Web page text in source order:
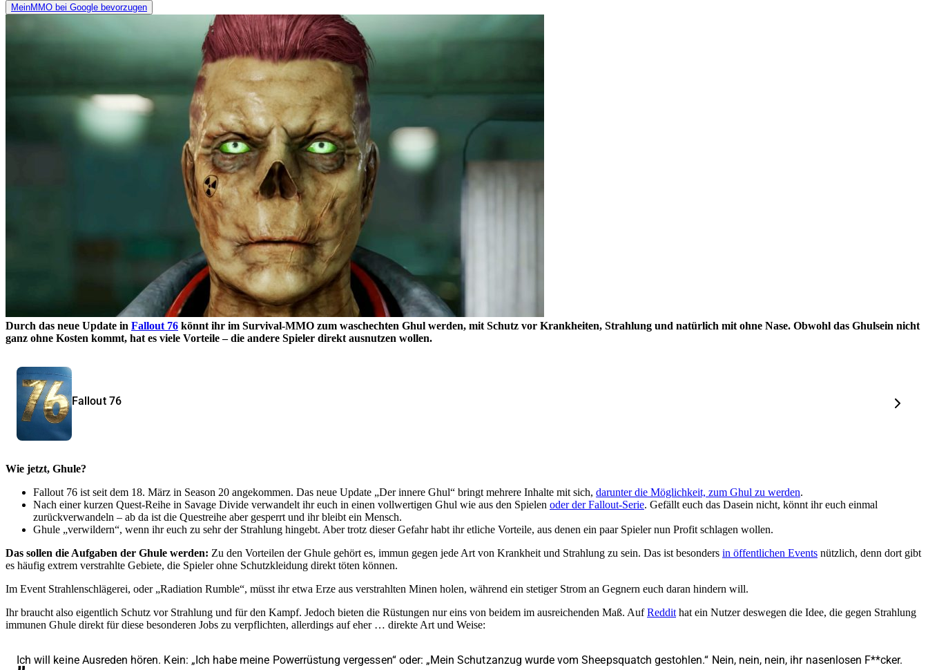
MeinMMO bei Google bevorzugen
Durch das neue Update in Fallout 76 könnt ihr im Survival-MMO zum waschechten Ghul werden, mit Schutz vor Krankheiten, Strahlung und natürlich mit ohne Nase. Obwohl das Ghulsein nicht
ganz ohne Kosten kommt, hat es viele Vorteile – die andere Spieler direkt ausnutzen wollen.
Fallout 76
Wie jetzt, Ghule?
Fallout 76 ist seit dem 18. März in Season 20 angekommen. Das neue Update „Der innere Ghul“ bringt mehrere Inhalte mit sich, darunter die Möglichkeit, zum Ghul zu werden.
Nach einer kurzen Quest-Reihe in Savage Divide verwandelt ihr euch in einen vollwertigen Ghul wie aus den Spielen oder der Fallout-Serie. Gefällt euch das Dasein nicht, könnt ihr euch einmal
zurückverwandeln – ab da ist die Questreihe aber gesperrt und ihr bleibt ein Mensch.
Ghule „verwildern“, wenn ihr euch zu sehr der Strahlung hingebt. Aber trotz dieser Gefahr habt ihr etliche Vorteile, aus denen ein paar Spieler nun Profit schlagen wollen.
Das sollen die Aufgaben der Ghule werden: Zu den Vorteilen der Ghule gehört es, immun gegen jede Art von Krankheit und Strahlung zu sein. Das ist besonders in öffentlichen Events nützlich, denn dort gibt
es häufig extrem verstrahlte Gebiete, die Spieler ohne Schutzkleidung direkt töten können.
Im Event Strahlenschlägerei, oder „Radiation Rumble“, müsst ihr etwa Erze aus verstrahlten Minen holen, während ein stetiger Strom an Gegnern euch daran hindern will.
Ihr braucht also eigentlich Schutz vor Strahlung und für den Kampf. Jedoch bieten die Rüstungen nur eins von beidem im ausreichenden Maß. AufReddit hat ein Nutzer deswegen die Idee, die gegen Strahlung
immunen Ghule direkt für diese besonderen Jobs zu verpflichten, allerdings auf eher … direkte Art und Weise:
Ich will keine Ausreden hören. Kein: „Ich habe meine Powerrüstung vergessen“ oder: „Mein Schutzanzug wurde vom Sheepsquatch gestohlen.“ Nein, nein, nein, ihr nasenlosen F**cker.